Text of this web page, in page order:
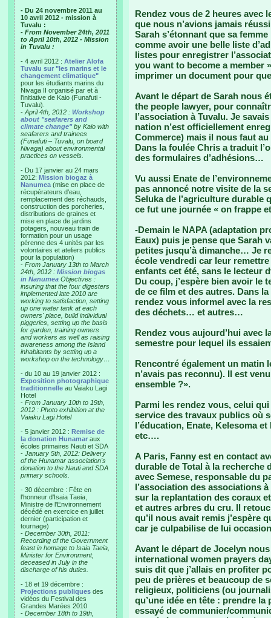
- Du 24 novembre 2011 au
10 avril 2012 - mission à
Tuvalu :
- From November 24th, 2011
to April 10th, 2012 - Mission
in Tuvalu :
- 4 avril 2012 : Atelier Alofa
Tuvalu sur "les marins et le
changement climatique"
pour les étudiants marins du
Nivaga II organisé par et à
l'initiative de Kaio (Funafuti -
Tuvalu).
- April 4th, 2012 : Workshop
about "seafarers and
climate change"by Kaio with
seafarers and trainees
(Funafuti – Tuvalu, on board
Nivaga) about environmental
practices on vessels.
- Du 17 janvier au 24 mars
2012: Mission biogaz à
Nanumea (mise en place de
récupérateurs d'eau,
remplacement des réchauds,
construction des porcheries,
distributions de graines et
mise en place de jardins
potagers, nouveau train de
formation pour un usage
pérenne des 4 unités par les
volontaires et ateliers publics
pour la population)
- From January 13th to March
24th, 2012 : Mission biogas
in Nanumea Objectives :
insuring that the four digesters
implemented late 2010 are
working to satisfaction, setting
up one water tank at each
owners' place, build individual
piggeries, setting up the basis
for garden, training owners
and workers as well as raising
awareness among the Island
inhabitants by setting up a
workshop on the technology…
- du 10 au 19 janvier 2012 :
Exposition photographique
traditionnelle au Vaiaku Lagi
Hotel
- From January 10th to 19th,
2012 : Photo exhibition at the
Vaiaku Lagi Hotel
- 5 janvier 2012 : Remise de
la donation Hunamar aux
écoles primaires Nauti et SDA
- January 5th, 2012: Delivery
of the Hunamar association's
donation to the Nauti and SDA
primary schools.
- 30 décembre : Fête en
l'honneur d'Isaia Taeia,
Ministre de l'Environnement
décédé en exercice en juillet
dernier (participation et
tournage)
- December 30th, 2011:
Recording of the Government
feast in homage to Isaia Taeia,
Minister for Environment,
deceased in July in the
discharge of his duties.
- 18 et 19 décembre :
Projections publiques des
vidéos du Festival des
Grandes Marées 2010
- December 18th to 19th,
Rendez vous de 2 heures avec
que nous n’avions jamais
Sarah s’étonnant que sa
comme avoir une belle liste
listes pour enregistrer
you want to become a
imprimer un document pour
Avant le départ de Sarah nous
the people lawyer, pour
l’association à Tuvalu. Je
nation n’est officiellement
Commerce) mais il nous faut
Dans la foulée Chris a traduit
des formulaires d’adhésions…
Vu aussi Enate de
pas annoncé notre visite de la
Seluka de l’agriculture
ce fut une journée « on frappe
-Demain le NAPA (adaptation
Eaux) puis je pense que Sarah
petites jusqu’à dimanche… Je
école vendredi car leur
enfants cet été, sans le lecteur
Du coup, j’espère bien avoir le
de ce film et des autres. Dans
rendez vous informel avec la
des déchets… et autres…
Rendez vous aujourd’hui avec
semestre pour lequel ils
Rencontré également un matin
n’avais pas reconnu). Il est
ensemble ?».
Parmi les rendez vous, celui
service des travaux publics où
l’éducation, Enate, Kelesoma
etc….
A Paris, Fanny est en contact
durable de Total à la
avec Semese, responsable du
l’association des associations
sur la replantation des coraux
et autres arbres du cru. Il
qu’il nous avait remis j’espère
car je culpabilise de lui
Avant le départ de Jocelyn
international women prayers
suis dit que j’allais en profiter
peu de prières et beaucoup de
religieux, politiciens (ou
qu’une idée en tête : prendre la
essayé de communier/